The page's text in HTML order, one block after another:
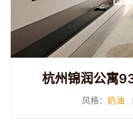
杭州锦润公寓
风格： 奶油